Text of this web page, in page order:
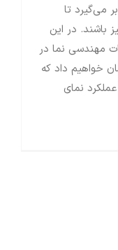
می‌گیرد تا
باشند. در این
مهندسی نما در
خواهیم داد که
نمای